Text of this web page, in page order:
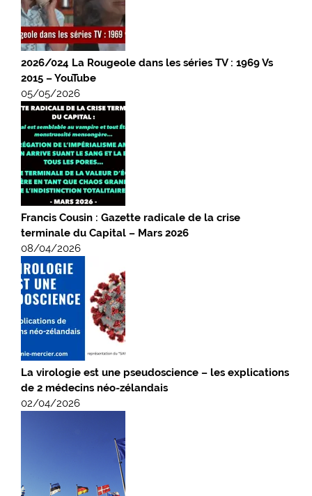
2026/024 La Rougeole dans les séries TV : 1969 Vs
2015 – YouTube
05/05/2026
Francis Cousin : Gazette radicale de la crise
terminale du Capital – Mars 2026
08/04/2026
La virologie est une pseudoscience – les explications
de 2 médecins néo-zélandais
02/04/2026